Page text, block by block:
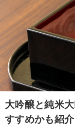
大吟醸と純米
すすめかも紹介